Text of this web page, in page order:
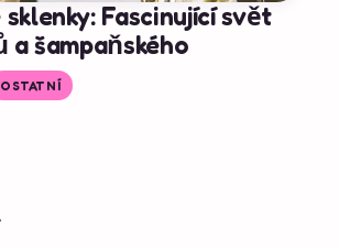
sklenky: Fascinující svět
a šampaňského
OSTATNÍ